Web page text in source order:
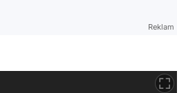
Reklam